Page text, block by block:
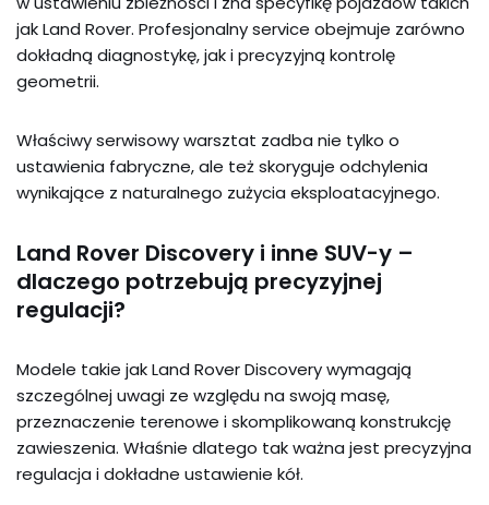
jak Land Rover. Profesjonalny service obejmuje zarówno
dokładną diagnostykę, jak i precyzyjną kontrolę
geometrii.
Właściwy serwisowy warsztat zadba nie tylko o
ustawienia fabryczne, ale też skoryguje odchylenia
wynikające z naturalnego zużycia eksploatacyjnego.
Land Rover Discovery i inne SUV-y –
dlaczego potrzebują precyzyjnej
regulacji?
Modele takie jak Land Rover Discovery wymagają
szczególnej uwagi ze względu na swoją masę,
przeznaczenie terenowe i skomplikowaną konstrukcję
zawieszenia. Właśnie dlatego tak ważna jest precyzyjna
regulacja i dokładne ustawienie kół.